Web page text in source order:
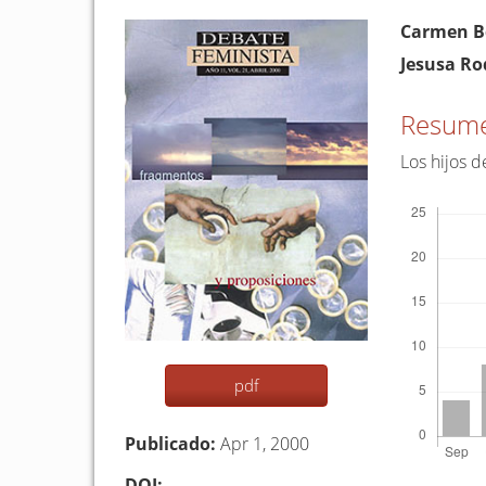
Barra
lateral
del
artículo
pdf
Publicado: Apr 1, 2000
artículo
Carmen
Jesusa
Los hijos